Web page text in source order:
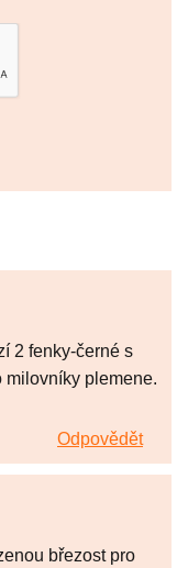
2 fenky-černé s
milovníky plemene.
Odpovědět
březost pro